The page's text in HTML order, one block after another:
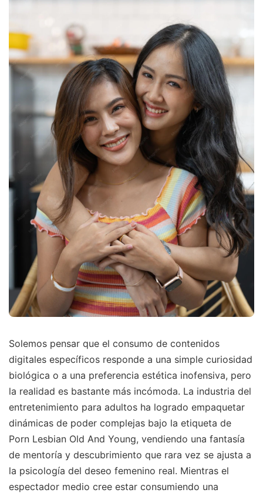
Solemos pensar que el consumo de contenidos
digitales específicos responde a una simple curiosidad
biológica o a una preferencia estética inofensiva, pero
la realidad es bastante más incómoda. La industria del
entretenimiento para adultos ha logrado empaquetar
dinámicas de poder complejas bajo la etiqueta de
Porn Lesbian Old And Young, vendiendo una fantasía
de mentoría y descubrimiento que rara vez se ajusta a
la psicología del deseo femenino real. Mientras el
espectador medio cree estar consumiendo una